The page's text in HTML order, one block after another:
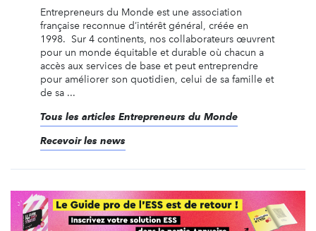
Entrepreneurs du Monde est une association
française reconnue d’intérêt général, créée en
1998. Sur 4 continents, nos collaborateurs œuvrent
pour un monde équitable et durable où chacun a
accès aux services de base et peut entreprendre
pour améliorer son quotidien, celui de sa famille et
de sa ...
Tous les articles Entrepreneurs du Monde
Recevoir les news